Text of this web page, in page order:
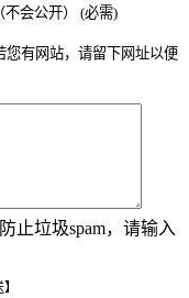
会公开） (必需)
您有网站，请留下网址以便
防止垃圾spam，请输入